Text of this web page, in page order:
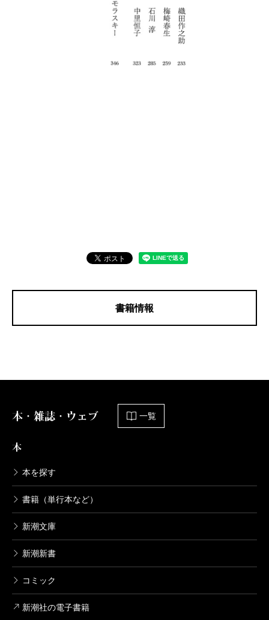
書籍情報
本・雑誌・ウェブ 一覧
本
本を探す
書籍（単行本など）
新潮文庫
新潮新書
コミック
新潮社の電子書籍